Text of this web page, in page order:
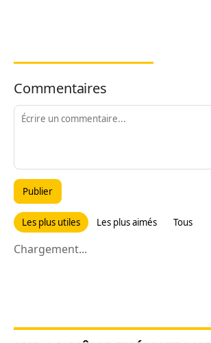
Commentaires
Publier
Les plus utiles Les plus aimés Tous
Chargement...